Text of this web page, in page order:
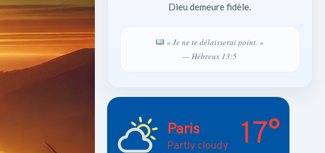
Dieu demeure fidèle.
« Je ne te délaisserai point. »
— Hébreux 13:5
Paris
Partly cloudy 17°